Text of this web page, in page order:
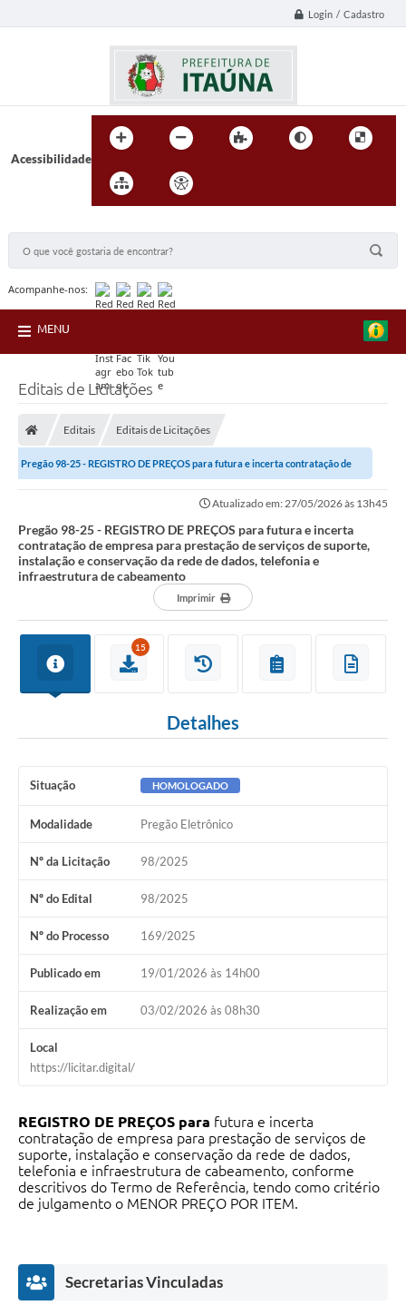
Login / Cadastro
Acessibilidade
Acompanhe-nos:
MENU
Editais de Licitações
Editais Editais de Licitações
Pregão 98-25 - REGISTRO DE PREÇOS para futura e incerta contratação de
Atualizado em: 27/05/2026 às 13h45
Pregão 98-25 - REGISTRO DE PREÇOS para futura e incerta
contratação de empresa para prestação de serviços de suporte,
instalação e conservação da rede de dados, telefonia e
infraestrutura de cabeamento
Imprimir
15
Detalhes
Situação HOMOLOGADO
Modalidade Pregão Eletrônico
Nº da Licitação 98/2025
Nº do Edital 98/2025
Nº do Processo 169/2025
Publicado em 19/01/2026 às 14h00
Realização em 03/02/2026 às 08h30
Local
https://licitar.digital/
REGISTRO DE PREÇOS para futura e incerta
contratação de empresa para prestação de serviços de
suporte, instalação e conservação da rede de dados,
telefonia e infraestrutura de cabeamento, conforme
descritivos do Termo de Referência, tendo como critério
de julgamento o MENOR PREÇO POR ITEM.
Secretarias Vinculadas